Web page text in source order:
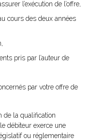
l’exécution de l’offre,
cours des deux années
pris par l’auteur de
par votre offre de
de la qualification
débiteur exerce une
ou réglementaire